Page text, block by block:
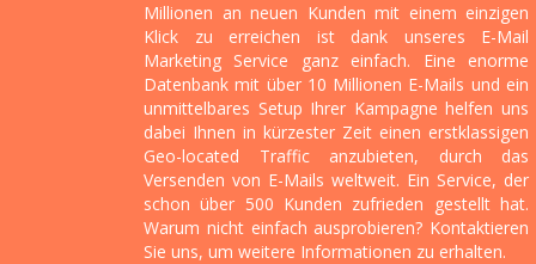
Millionen an neuen Kunden mit einem einzigen
Klick zu erreichen ist dank unseres E-Mail
Marketing Service ganz einfach. Eine enorme
Datenbank mit über 10 Millionen E-Mails und ein
unmittelbares Setup Ihrer Kampagne helfen uns
dabei Ihnen in kürzester Zeit einen erstklassigen
Geo-located Traffic anzubieten, durch das
Versenden von E-Mails weltweit. Ein Service, der
schon über 500 Kunden zufrieden gestellt hat.
Warum nicht einfach ausprobieren? Kontaktieren
Sie uns, um weitere Informationen zu erhalten.